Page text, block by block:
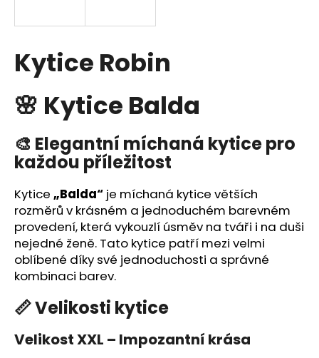
Kytice Robin
🌸 Kytice Balda
🎨 Elegantní míchaná kytice pro
každou příležitost
Kytice „Balda“ je míchaná kytice větších
rozměrů v krásném a jednoduchém barevném
provedení, která vykouzlí úsměv na tváři i na duši
nejedné ženě. Tato kytice patří mezi velmi
oblíbené díky své jednoduchosti a správné
kombinaci barev.
📏 Velikosti kytice
Velikost XXL – Impozantní krása
í
t
?
HLEDAT
D
o
p
o
u
č
u